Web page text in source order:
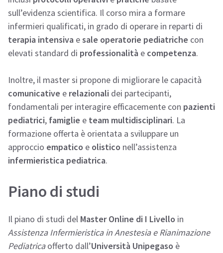
sull’evidenza scientifica. Il corso mira a formare
infermieri qualificati, in grado di operare in reparti di
terapia intensiva esale operatorie pediatriche con
elevati standard di professionalità e competenza.
Inoltre, il master si propone di migliorare le capacità
comunicative e relazionali dei partecipanti,
fondamentali per interagire efficacemente con pazienti
pediatrici, famiglie e team multidisciplinari. La
formazione offerta è orientata a sviluppare un
approccio empatico e olistico nell’assistenza
infermieristica pediatrica.
Piano di studi
Il piano di studi del Master Online di I Livello in
Assistenza Infermieristica in Anestesia e Rianimazione
Pediatricaofferto dall’Università Unipegaso è